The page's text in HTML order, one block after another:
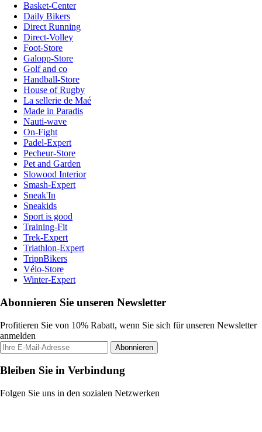
Basket-Center
Daily Bikers
Direct Running
Direct-Volley
Foot-Store
Galopp-Store
Golf and co
Handball-Store
House of Rugby
La sellerie de Maé
Made in Paradis
Nauti-wave
On-Fight
Padel-Expert
Pecheur-Store
Pet and Garden
Slowood Interior
Smash-Expert
Sneak'In
Sneakids
Sport is good
Training-Fit
Trek-Expert
Triathlon-Expert
TripnBikers
Vélo-Store
Winter-Expert
Abonnieren Sie unseren Newsletter
Profitieren Sie von 10% Rabatt, wenn Sie sich für unseren Newsletter
anmelden
Abonnieren
Bleiben Sie in Verbindung
Folgen Sie uns in den sozialen Netzwerken